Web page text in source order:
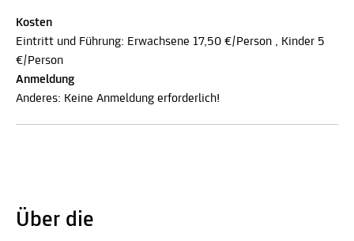
Kosten
Eintritt und Führung: Erwachsene 17,50 €/Person , Kinder 5
€/Person
Anmeldung
Anderes: Keine Anmeldung erforderlich!
Über die